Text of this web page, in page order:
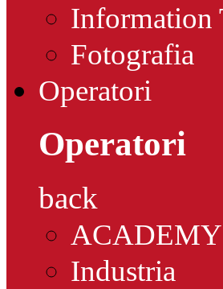
Information
Fotografia
Operatori
Operatori
back
ACADEMY
Industria